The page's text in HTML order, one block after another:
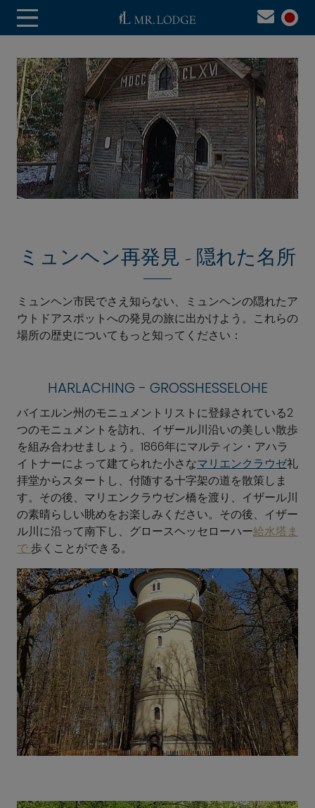
ミュンヘン再発見 - 隠れた名所
ミュンヘン市民でさえ知らない、ミュンヘンの隠れたア
ウトドアスポットへの発見の旅に出かけよう。これらの
場所の歴史についてもっと知ってください：
HARLACHING - GROSSHESSELOHE
バイエルン州のモニュメントリストに登録されている2
つのモニュメントを訪れ、イザール川沿いの美しい散歩
を組み合わせましょう。1866年にマルティン・アハラ
イトナーによって建てられた小さなマリエンクラウゼ礼
拝堂からスタートし、付随する十字架の道を散策しま
す。その後、マリエンクラウゼン橋を渡り、イザール川
の素晴らしい眺めをお楽しみください。その後、イザー
ル川に沿って南下し、グロースヘッセローハー給水塔ま
で歩くことができる。